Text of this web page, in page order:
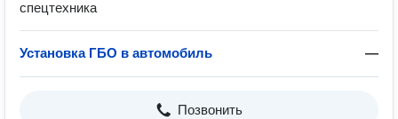
спецтехника
Установка ГБО в автомобиль —
Позвонить